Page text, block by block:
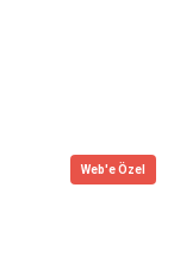
Web'e Özel